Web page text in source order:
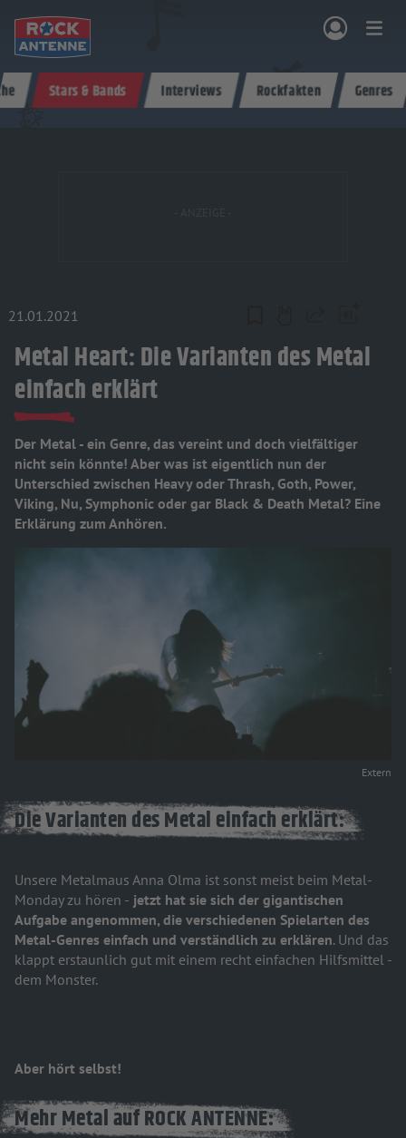
& PROGRAMM AKTIONEN & KONZERTE MUSIK ROCKCOMMUNITY SHOPPEN
Stars & Bands Interviews Rockfakten Genres
21.01.2021
Metal Heart: Die Varianten des Metal
einfach erklärt
Der Metal - ein Genre, das vereint und doch vielfältiger
nicht sein könnte! Aber was ist eigentlich nun der
Unterschied zwischen Heavy oder Thrash, Goth, Power,
Viking, Nu, Symphonic oder gar Black & Death Metal? Eine
Erklärung zum Anhören.
Extern
Die Varianten des Metal einfach erklärt:
Unsere Metalmaus Anna Olma ist sonst meist beim Metal-
Monday zu hören - jetzt hat sie sich der gigantischen
Aufgabe angenommen, die verschiedenen Spielarten des
Metal-Genres einfach und verständlich zu erklären. Und das
klappt erstaunlich gut mit einem recht einfachen Hilfsmittel -
dem Monster.
Aber hört selbst!
Mehr Metal auf ROCK ANTENNE: